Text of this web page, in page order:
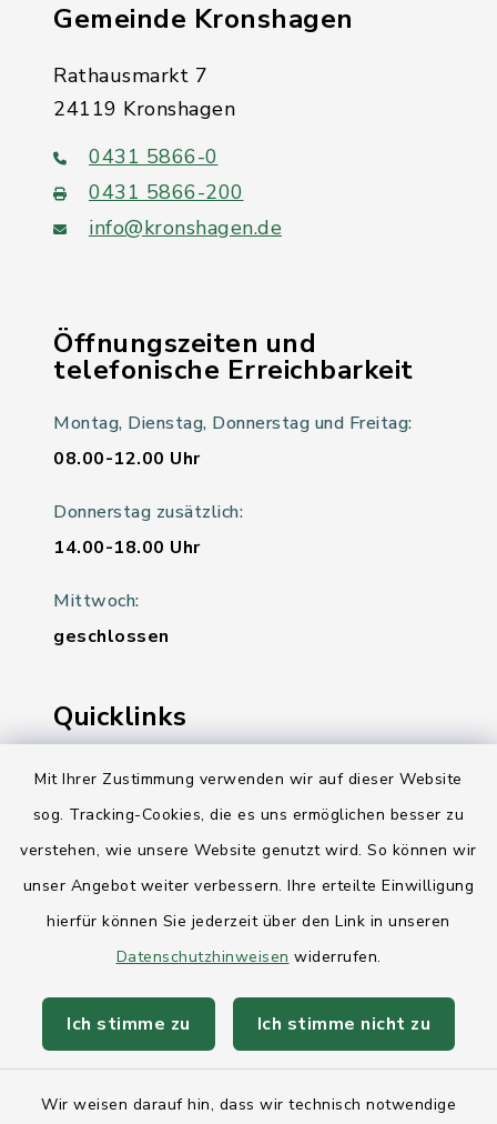
Mit Ihrer Zustimmung verwenden wir auf dieser Website
sog. Tracking-Cookies, die es uns ermöglichen besser zu
verstehen, wie unsere Website genutzt wird. So können wir
unser Angebot weiter verbessern. Ihre erteilte Einwilligung
hierfür können Sie jederzeit über den Link in unseren
Datenschutzhinweisen widerrufen.
Ich stimme zu Ich stimme nicht zu
Wir weisen darauf hin, dass wir technisch notwendige
Gemeinde Kronshagen
Rathausmarkt 7
24119 Kronshagen
0431 5866-0
0431 5866-200
info@kronshagen.de
Öffnungszeiten und
telefonische Erreichbarkeit
Montag, Dienstag, Donnerstag und Freitag:
08.00-12.00 Uhr
Donnerstag zusätzlich:
14.00-18.00 Uhr
Mittwoch:
geschlossen
Quicklinks
Ihre Behördennummer 115
Landesregierung Schleswig-Holstein
AktivRegion Mittelholstein